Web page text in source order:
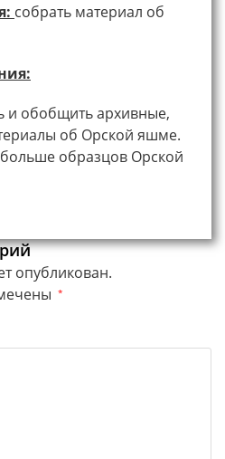
собрать материал об
и обобщить архивные,
об Орской яшме.
образцов Орской
опубликован.
*